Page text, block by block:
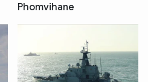
Phomvihane